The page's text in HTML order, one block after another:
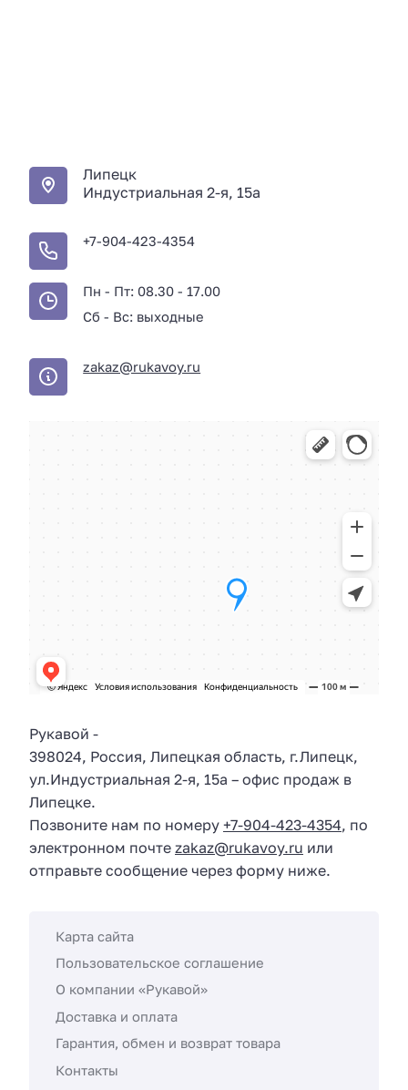
Липецк
Индустриальная 2-я, 15а
+7-904-423-4354
Пн - Пт: 08.30 - 17.00
Сб - Вс: выходные
zakaz@rukavoy.ru
Рукавой -
398024, Россия, Липецкая область, г.Липецк,
ул.Индустриальная 2-я, 15а – офис продаж в
Липецке.
Позвоните нам по номеру +7-904-423-4354, по
электронном почте zakaz@rukavoy.ru или
отправьте сообщение через форму ниже.
Карта сайта
Пользовательское соглашение
О компании «Рукавой»
Доставка и оплата
Гарантия, обмен и возврат товара
Контакты